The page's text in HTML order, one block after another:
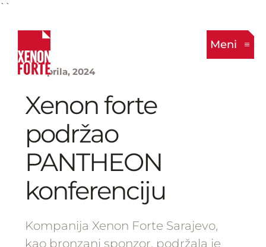
``
Meni
22. Aprila, 2024
Xenon forte
podržao
PANTHEON
konferenciju
Kompanija Xenon Forte Sarajevo,
kao bronzani sponzor, podržala je